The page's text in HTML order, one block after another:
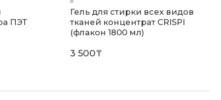
ПЭТ
Гель для стирки всех видов
тканей концентрат CRISPI
(флакон 1800 мл)
3 500₸